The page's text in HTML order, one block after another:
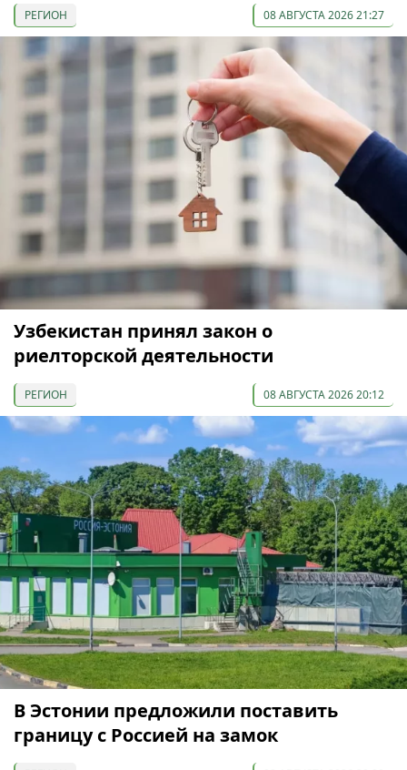
РЕГИОН 08 АВГУСТА 2026 21:27
Узбекистан принял закон о
риелторской деятельности
РЕГИОН 08 АВГУСТА 2026 20:12
В Эстонии предложили поставить
границу с Россией на замок